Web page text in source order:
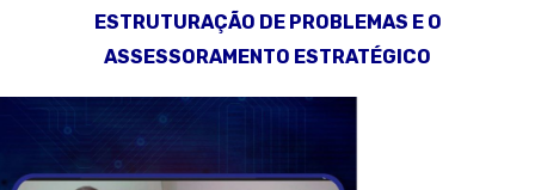
ESTRUTURAÇÃO DE PROBLEMAS E O
ASSESSORAMENTO ESTRATÉGICO